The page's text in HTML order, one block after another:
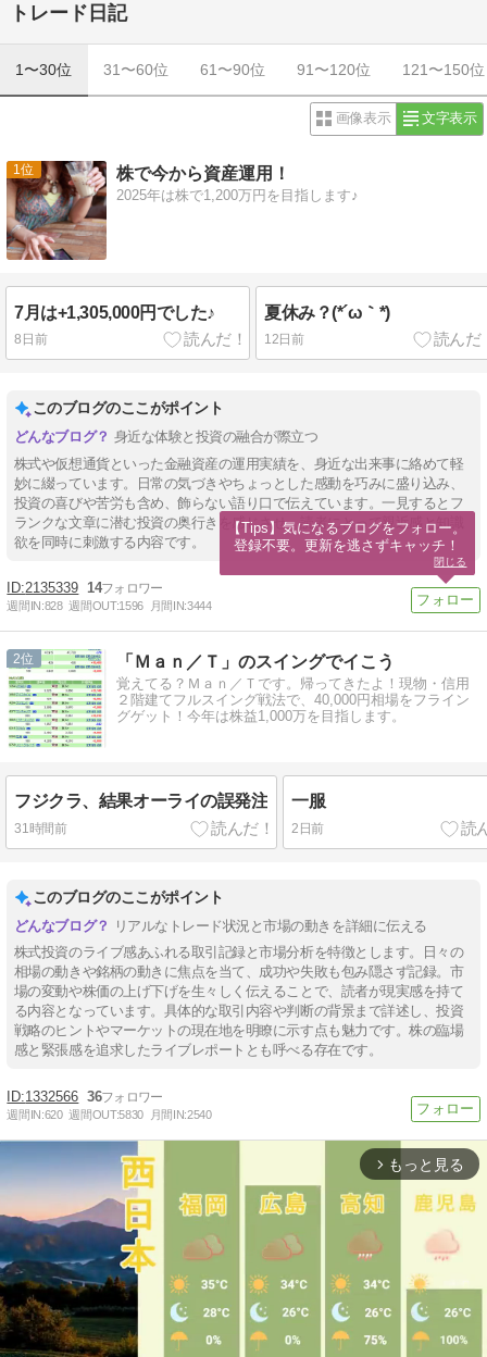
トレード日記
1〜30位 31〜60位 61〜90位 91〜120位 121〜150位
画像表示 文字表示
1 株で今から資産運用！
2025年は株で1,200万円を目指します♪
7月は+1,305,000円でした♪
8日前
夏休み？(*´ω｀*)
12日前
このブログのここがポイント
身近な体験と投資の融合が際立つ
株式や仮想通貨といった金融資産の運用実績を、身近な出来事に絡めて軽
妙に綴っています。日常の気づきやちょっとした感動を巧みに盛り込み、
投資の喜びや苦労も含め、飾らない語り口で伝えています。一見するとフ
ランクな文章に潜む投資の奥行きを感じさせ、読者にとって親近感と知識
欲を同時に刺激する内容です。
2135339 14
週間IN:828 週間OUT:1596 月間IN:3444
2 「Ｍａｎ／Ｔ」のスイングでイこう
覚えてる？Ｍａｎ／Ｔです。帰ってきたよ！現物・信用
２階建てフルスイング戦法で、40,000円相場をフライン
グゲット！今年は株益1,000万を目指します。
フジクラ、結果オーライの誤発注
31時間前
一服
2日前
このブログのここがポイント
リアルなトレード状況と市場の動きを詳細に伝える
株式投資のライブ感あふれる取引記録と市場分析を特徴とします。日々の
相場の動きや銘柄の動きに焦点を当て、成功や失敗も包み隠さず記録。市
場の変動や株価の上げ下げを生々しく伝えることで、読者が現実感を持て
る内容となっています。具体的な取引内容や判断の背景まで詳述し、投資
戦略のヒントやマーケットの現在地を明瞭に示す点も魅力です。株の臨場
感と緊張感を追求したライブレポートとも呼べる存在です。
1332566 36
週間IN:620 週間OUT:5830 月間IN:2540
arrow_forward_ios もっと見る
【Tips】気になるブログをフォロー。
登録不要。更新を逃さずキャッチ！
閉じる